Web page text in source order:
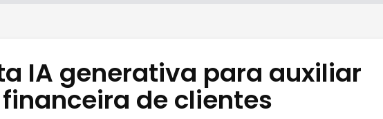
IA generativa para auxiliar
de clientes